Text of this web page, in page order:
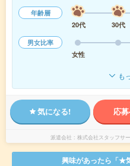
年齢層
20代
30代
男女比率
女性
も
気になる! 応
派遣会社 株式会社スタッフサ
興味があったら「★